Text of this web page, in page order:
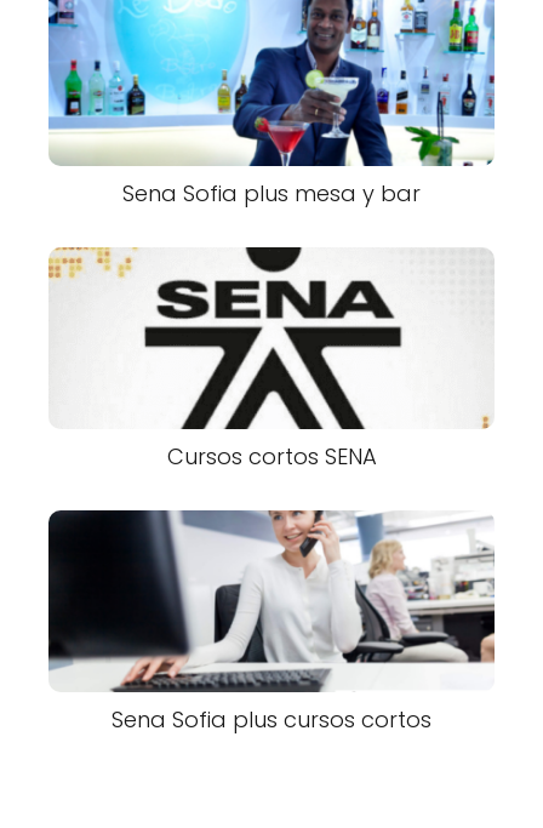
Sena Sofia plus mesa y bar
Cursos cortos SENA
Sena Sofia plus cursos cortos